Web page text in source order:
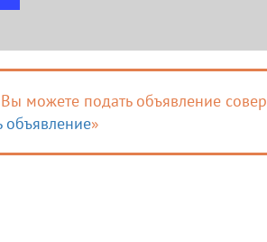
можете подать объявление
объявление»